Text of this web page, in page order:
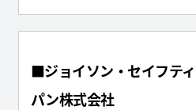
■ジョイソン・セイフテ
パン株式会社